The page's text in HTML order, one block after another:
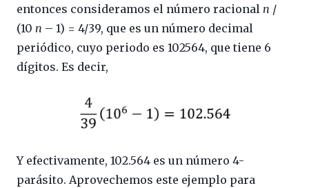
entonces consideramos el número racional n /
(10 n – 1) = 4/39, que es un número decimal
periódico, cuyo periodo es 102564, que tiene 6
dígitos. Es decir,
Y efectivamente, 102.564 es un número 4-
parásito. Aprovechemos este ejemplo para